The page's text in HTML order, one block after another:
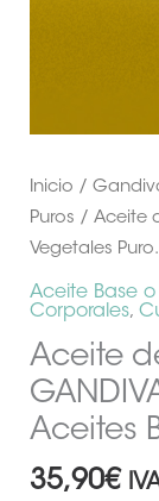
Inicio /
Puros / Aceite
Vegetales Puro.
Aceite Base o
Corporales,
Aceite
Aceites
35,90€